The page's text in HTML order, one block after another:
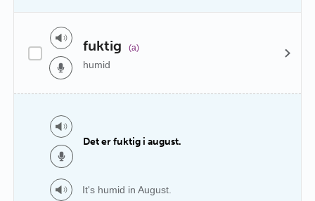
fuktig (a)
humid
Det er fuktig i august.
It's humid in August.